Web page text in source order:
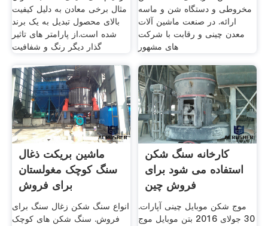
مثال برخی معادن به دلیل کیفیت
بالای محصول تبدیل به یک برند
شده است.از پارامتر های تاثیر
گذار دیگر رنگ و شفافیت
مخروطی و دستگاه شن و ماسه
ارائه. در صنعت ماشین آلات
معدن چینی و رقابت با شرکت
های مشهور
ماشین بریکت ذغال
سنگ کوچک مغولستان
برای فروش
انواع سنگ شکن زغال سنگ برای
فروش. سنگ شکن های کوچک
کارخانه سنگ شکن
استفاده می شود برای
فروش چین
موج شکن موبایل چینی آپارات.
30 جولای 2016 بتن موبایل موج